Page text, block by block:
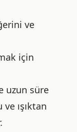
ve
için
uzun süre
ışıktan